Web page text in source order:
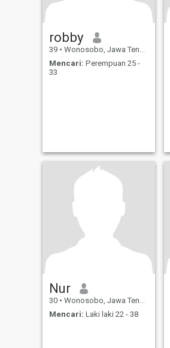
robby
39 • Wonosobo, Jawa Tengah, Indonesia
Mencari: Perempuan 25 -
33
Nur
30 • Wonosobo, Jawa Tengah, Indonesia
Mencari: Laki laki 22 - 38